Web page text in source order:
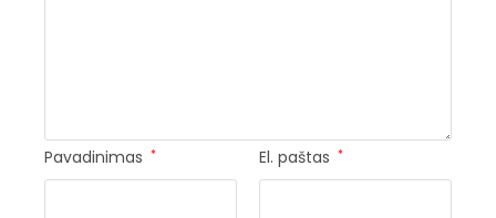
Pavadinimas * El. paštas *